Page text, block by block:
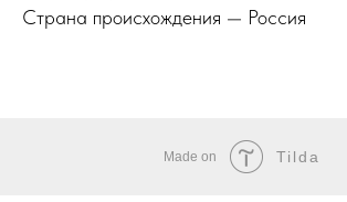
Страна происхождения — Россия
Made on Tilda